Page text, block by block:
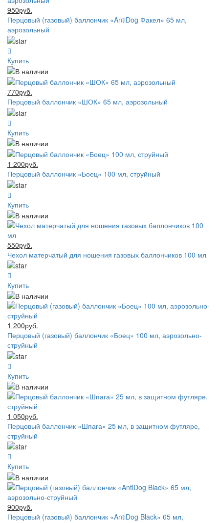
950руб.
Перцовый (газовый) баллончик «AntiDog Факел» 65 мл,
аэрозольный
Купить
770руб.
Перцовый баллончик «ШОК» 65 мл, аэрозольный
Купить
1 200руб.
Перцовый баллончик «Боец» 100 мл, струйный
Купить
550руб.
Чехол матерчатый для ношения газовых баллончиков 100 мл
Купить
1 200руб.
Перцовый (газовый) баллончик «Боец» 100 мл, аэрозольно-
струйный
Купить
1 050руб.
Перцовый баллончик «Шпага» 25 мл, в защитном футляре,
струйный
Купить
900руб.
Перцовый (газовый) баллончик «AntiDog Black» 65 мл,